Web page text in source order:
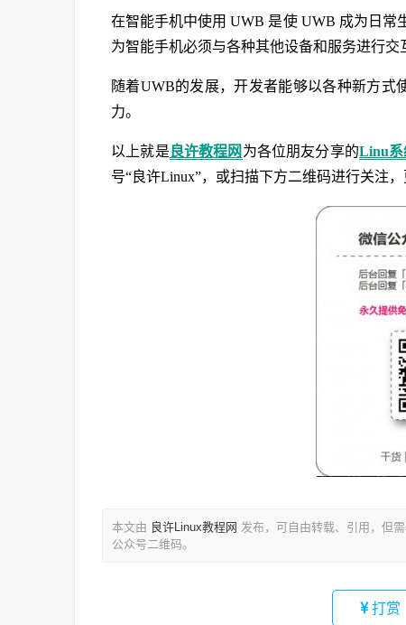
在智能手机中使用 UWB 是使 UWB 成为日常
为智能手机必须与各种其他设备和服务进行交
随着UWB的发展，开发者能够以各种新方式
力。
以上就是 良许教程网 为各位朋友分享的Linu系
号“良许Linux”，或扫描下方二维码进行关注，
本文由 良许Linux教程网 发布，可自由转载、引用，但
公众号二维码。
打赏